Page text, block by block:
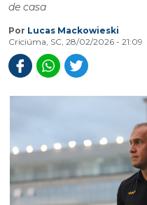
de casa
Por Lucas Mackowieski
Criciúma, SC, 28/02/2026 - 21:09